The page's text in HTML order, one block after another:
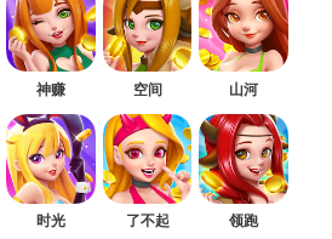
神赚 空间 山河
时光 了不起 领跑